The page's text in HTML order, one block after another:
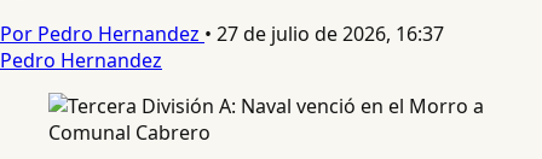
Por Pedro Hernandez • 27 de julio de 2026, 16:37
Pedro Hernandez